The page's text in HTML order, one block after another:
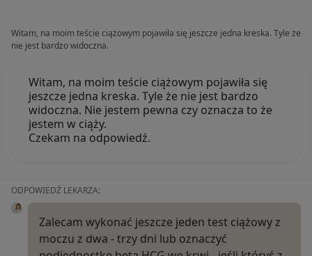
Witam, na moim teście ciążowym pojawiła się jeszcze jedna kreska. Tyle że
nie jest bardzo widoczna.
Witam, na moim teście ciążowym pojawiła się
jeszcze jedna kreska. Tyle że nie jest bardzo
widoczna. Nie jestem pewna czy oznacza to że
jestem w ciąży.
Czekam na odpowiedź.
ODPOWIEDŹ LEKARZA:
Zalecam wykonać jeszcze jeden test ciążowy z
moczu z dwa - trzy dni lub oznaczyć